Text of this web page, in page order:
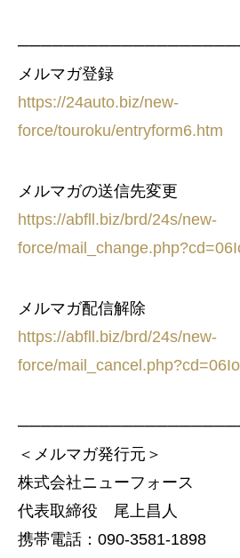
メルマガ登録
https://24auto.biz/new-
force/touroku/entryform6.htm
メルマガの送信先変更
https://abfll.biz/brd/24s/new-
force/
メルマガ配信解除
https://abfll.biz/brd/24s/new-
force/
＜メルマガ発行元＞
株式会社ニューフォース
代表取締役 尾上昌人
携帯電話：090-3581-1898